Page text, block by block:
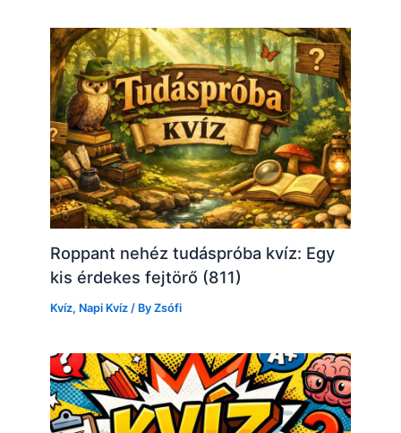
Roppant nehéz tudáspróba kvíz: Egy
kis érdekes fejtörő (811)
Kvíz, Napi Kvíz / ByZsófi